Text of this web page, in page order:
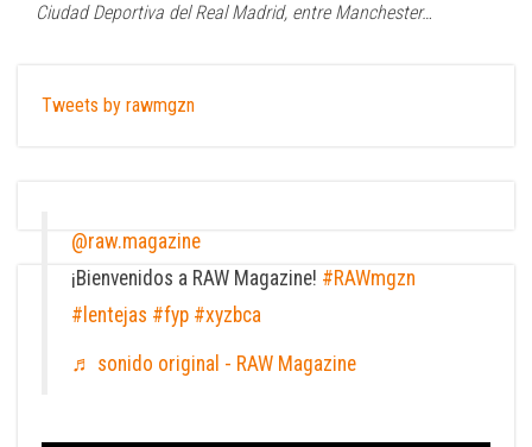
Ciudad Deportiva del Real Madrid, entre Manchester…
Tweets by rawmgzn
@raw.magazine
¡Bienvenidos a RAW Magazine! #RAWmgzn
#lentejas #fyp #xyzbca
♬ sonido original - RAW Magazine